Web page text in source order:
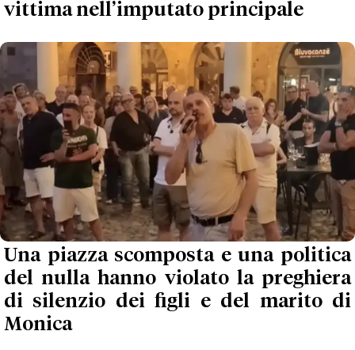
vittima nell’imputato principale
Una piazza scomposta e una politica
del nulla hanno violato la preghiera
di silenzio dei figli e del marito di
Monica